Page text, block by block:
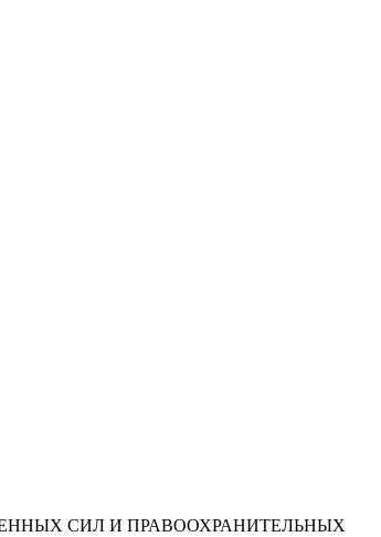
СИЛ И ПРАВООХРАНИТЕЛЬНЫХ